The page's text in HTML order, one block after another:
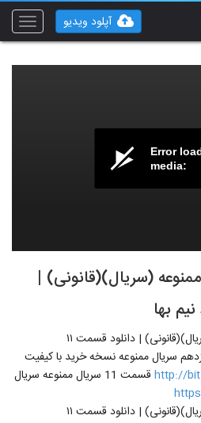
Toggle
آپلود ویدیو
Error
media:
(سریال)(قانونی) |
| دانلود قسمت ۱۱
دانلود قانونی قسمت 11 یازدهم سریال ممنوعه نسخه خرید با کیفیت
http://
قسمت 11 سریال ممنوعه سریال
| دانلود قسمت ۱۱